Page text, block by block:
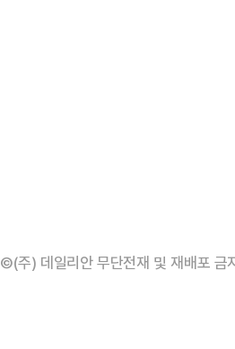
©(주) 데일리안 무단전재 및 재배포 금